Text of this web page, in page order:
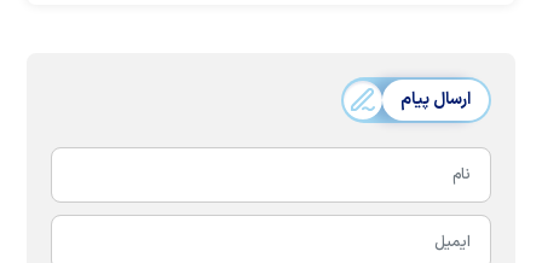
ارسال پیام